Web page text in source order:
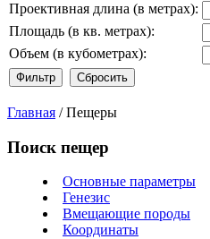
Проективная длина (в метрах):
Площадь (в кв. метрах):
Объем (в кубометрах):
Главная / Пещеры
Поиск пещер
Основные параметры
Генезис
Вмещающие породы
Координаты